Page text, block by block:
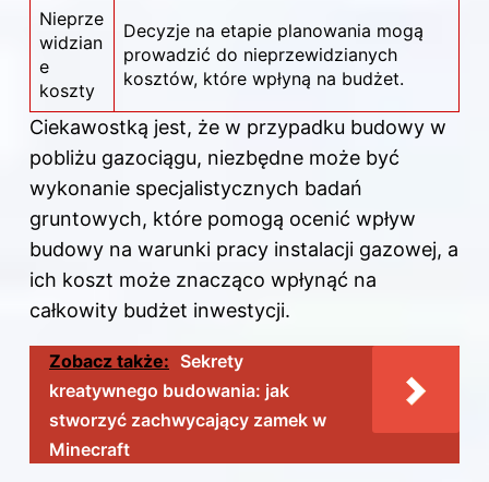
Nieprze
widzian
e
koszty
Decyzje na etapie planowania mogą
prowadzić do nieprzewidzianych
kosztów, które wpłyną na budżet.
Ciekawostką jest, że w przypadku budowy w
pobliżu gazociągu, niezbędne może być
wykonanie specjalistycznych badań
gruntowych, które pomogą ocenić wpływ
budowy na warunki pracy instalacji gazowej, a
ich koszt może znacząco wpłynąć na
całkowity budżet inwestycji.
Zobacz także: Sekrety
kreatywnego budowania: jak
stworzyć zachwycający zamek w
Minecraft